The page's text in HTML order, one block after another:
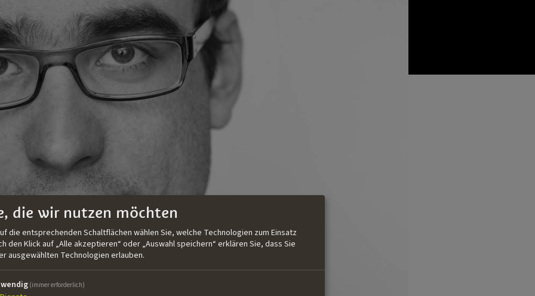
die wir nutzen möchten
die entsprechenden Schaltflächen wählen Sie, welche Technologien zum Einsatz
den Klick auf „Alle akzeptieren“ oder „Auswahl speichern“ erklären Sie, dass Sie
ausgewählten Technologien erlauben.
(immer erforderlich)